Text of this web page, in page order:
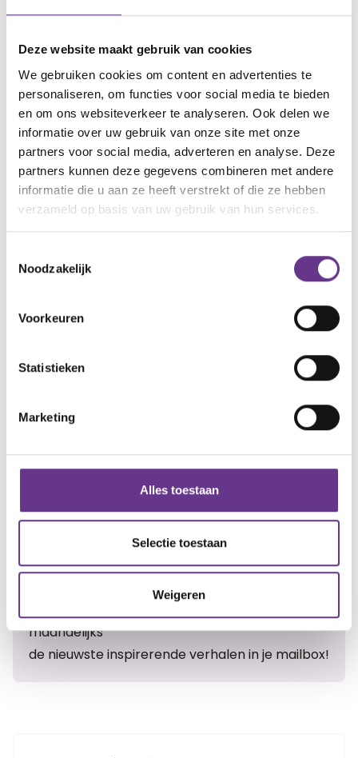
Deze website maakt gebruik van cookies
We gebruiken cookies om content en advertenties te
personaliseren, om functies voor social media te bieden
en om ons websiteverkeer te analyseren. Ook delen we
informatie over uw gebruik van onze site met onze
partners voor social media, adverteren en analyse. Deze
partners kunnen deze gegevens combineren met andere
informatie die u aan ze heeft verstrekt of die ze hebben
verzameld op basis van uw gebruik van hun services.
Noodzakelijk
Voorkeuren
Statistieken
Marketing
Alles toestaan
Selectie toestaan
Weigeren
Reacties
Alle reacties lezen?
geschreven blogs en artikelen.
Gratis account aanmaken
Twitter
maandelijks
de nieuwste inspirerende verhalen in je mailbox!